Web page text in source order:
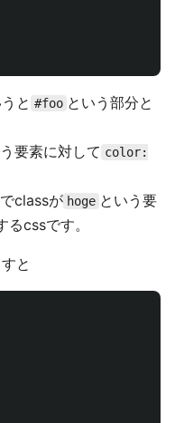
と #foo という部分と
要素に対して color:
classが hoge という要
るcssです。
と